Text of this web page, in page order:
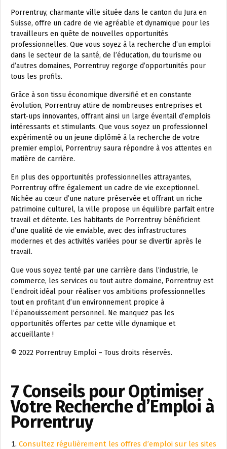
Porrentruy, charmante ville située dans le canton du Jura en
Suisse, offre un cadre de vie agréable et dynamique pour les
travailleurs en quête de nouvelles opportunités
professionnelles. Que vous soyez à la recherche d’un emploi
dans le secteur de la santé, de l’éducation, du tourisme ou
d’autres domaines, Porrentruy regorge d’opportunités pour
tous les profils.
Grâce à son tissu économique diversifié et en constante
évolution, Porrentruy attire de nombreuses entreprises et
start-ups innovantes, offrant ainsi un large éventail d’emplois
intéressants et stimulants. Que vous soyez un professionnel
expérimenté ou un jeune diplômé à la recherche de votre
premier emploi, Porrentruy saura répondre à vos attentes en
matière de carrière.
En plus des opportunités professionnelles attrayantes,
Porrentruy offre également un cadre de vie exceptionnel.
Nichée au cœur d’une nature préservée et offrant un riche
patrimoine culturel, la ville propose un équilibre parfait entre
travail et détente. Les habitants de Porrentruy bénéficient
d’une qualité de vie enviable, avec des infrastructures
modernes et des activités variées pour se divertir après le
travail.
Que vous soyez tenté par une carrière dans l’industrie, le
commerce, les services ou tout autre domaine, Porrentruy est
l’endroit idéal pour réaliser vos ambitions professionnelles
tout en profitant d’un environnement propice à
l’épanouissement personnel. Ne manquez pas les
opportunités offertes par cette ville dynamique et
accueillante !
© 2022 Porrentruy Emploi – Tous droits réservés.
7 Conseils pour Optimiser
Votre Recherche d’Emploi à
Porrentruy
Consultez régulièrement les offres d’emploi sur les sites